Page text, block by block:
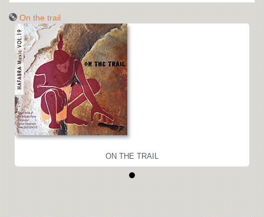
On the trail
ON THE TRAIL